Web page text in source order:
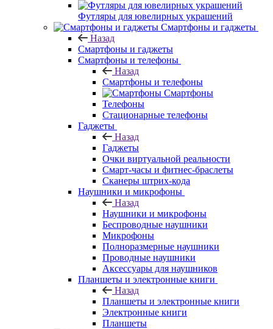
Футляры для ювелирных украшений
Смартфоны и гаджеты
Назад
Смартфоны и гаджеты
Смартфоны и телефоны
Назад
Смартфоны и телефоны
Смартфоны
Телефоны
Стационарные телефоны
Гаджеты
Назад
Гаджеты
Очки виртуальной реальности
Смарт-часы и фитнес-браслеты
Сканеры штрих-кода
Наушники и микрофоны
Назад
Наушники и микрофоны
Беспроводные наушники
Микрофоны
Полноразмерные наушники
Проводные наушники
Аксессуары для наушников
Планшеты и электронные книги
Назад
Планшеты и электронные книги
Электронные книги
Планшеты